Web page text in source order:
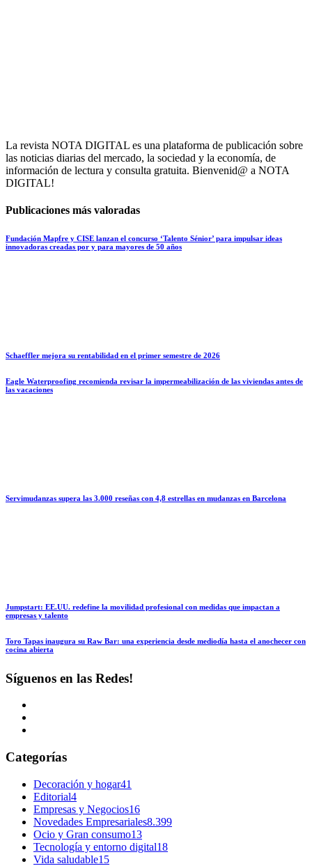
La revista NOTA DIGITAL es una plataforma de publicación sobre
las noticias diarias del mercado, la sociedad y la economía, de
información de lectura y consulta gratuita. Bienvenid@ a NOTA
DIGITAL!
Publicaciones más valoradas
Fundación Mapfre y CISE lanzan el concurso ‘Talento Sénior’ para impulsar ideas
innovadoras creadas por y para mayores de 50 años
Schaeffler mejora su rentabilidad en el primer semestre de 2026
Eagle Waterproofing recomienda revisar la impermeabilización de las viviendas antes de
las vacaciones
Servimudanzas supera las 3.000 reseñas con 4,8 estrellas en mudanzas en Barcelona
Jumpstart: EE.UU. redefine la movilidad profesional con medidas que impactan a
empresas y talento
Toro Tapas inaugura su Raw Bar: una experiencia desde mediodía hasta el anochecer con
cocina abierta
Síguenos en las Redes!
Categorías
Decoración y hogar41
Editorial4
Empresas y Negocios16
Novedades Empresariales8.399
Ocio y Gran consumo13
Tecnología y entorno digital18
Vida saludable15